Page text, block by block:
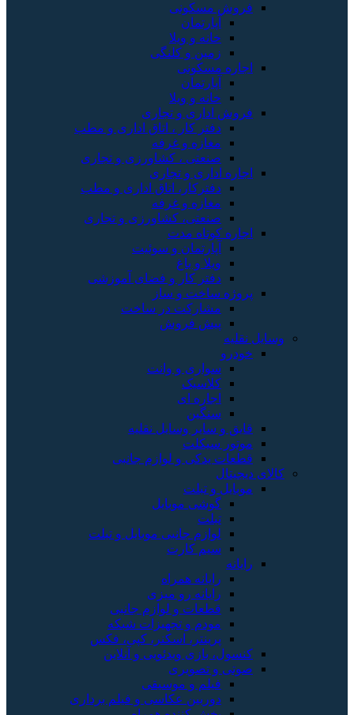
فروش مسکونی
آپارتمان
خانه و ویلا
زمین و کلنگی
اجاره مسکونی
آپارتمان
خانه و ویلا
فروش اداری و تجاری
دفتر کار ، اتاق اداری و مطب
مغازه و غرفه
صنعتی ، کشاورزی و تجاری
اجاره اداری و تجاری
دفترکار، اتاق اداری و مطب
مغازه و غرفه
صنعتی، کشاورزی و تجاری
اجاره کوتاه مدت
آپارتمان و سوئیت
ویلا و باغ
دفتر کار و فضای آموزشی
پروژه ساخت و ساز
مشارکت در ساخت
پیش فروش
وسایل نقلیه
خودرو
سواری و وانت
کلاسیک
اجاره ای
سنگین
قایق و سایر وسایل نقلیه
موتور سیکلت
قطعات یدکی و لوازم جانبی
کالای دیجیتال
موبایل و تبلت
گوشی موبایل
تبلت
لوازم جانبی موبایل و تبلت
سیم کارت
رایانه
رایانه همراه
رایانه رو میزی
قطعات و لوازم جانبی
مودم و تجهیزات شبکه
پرینتر، اسکنر، کپی، فکس
کنسول، بازی‌ ویدئویی و آنلاین
صوتی و تصویری
فیلم و موسیقی
دوربین عکاسی و فیلم برداری